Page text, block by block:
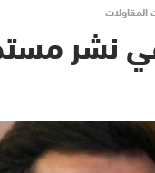
في نشر